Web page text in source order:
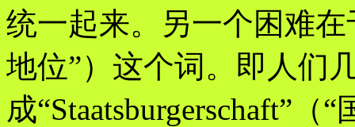
统一起来。另一个困难在
地位”）这个词。即人们
成“Staatsburgerschaft”